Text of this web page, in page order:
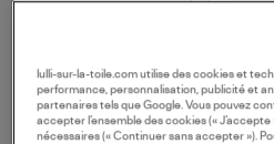
lulli-sur-la-toile.com utilise des cookies et
performance, personnalisation, publicité et
partenaires tels que Google. Vous pouvez
accepter l’ensemble des cookies («
nécessaires (« Continuer sans accepter »).